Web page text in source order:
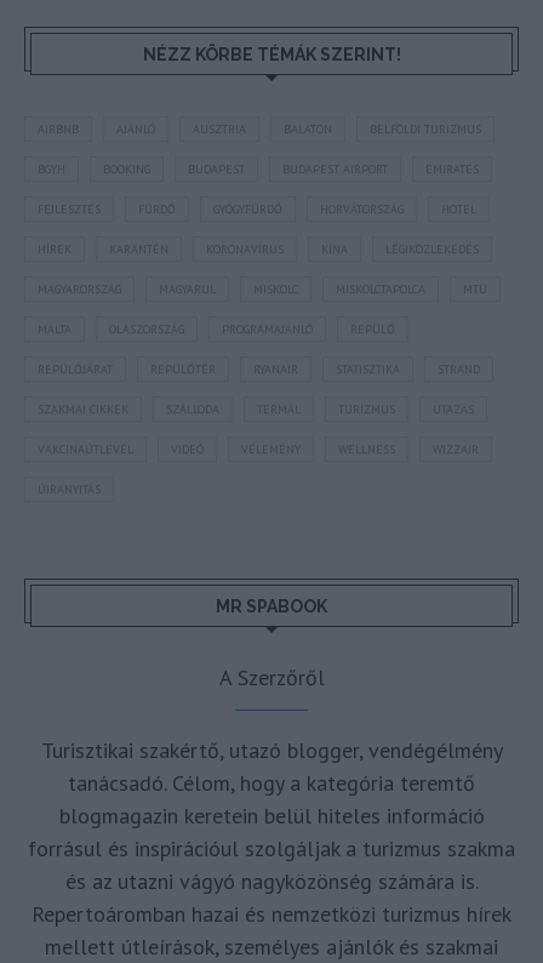
NÉZZ KÖRBE TÉMÁK SZERINT!
AUSZTRIA BALATON BELFÖLDI TURIZMUS
BUDAPEST BUDAPEST AIRPORT EMIRATES
FEJLESZTÉS HORVÁTORSZÁG HOTEL
KARANTÉN LÉGIKÖZLEKEDÉS
MAGYARORSZÁG MISKOLCTAPOLCA MTÜ
MÁLTA OLASZORSZÁG
REPÜLŐJÁRAT REPÜLŐTÉR STATISZTIKA STRAND
SZAKMAI CIKKEK SZÁLLODA TERMÁL TURIZMUS UTAZÁS
VAKCINAÚTLEVÉL WIZZAIR
ÚJRANYITÁS
MR SPABOOK
A Szerzőről
Turisztikai szakértő, utazó blogger, vendégélmény
tanácsadó. Célom, hogy a kategória teremtő
blogmagazin keretein belül hiteles információ
forrásul és inspirációul szolgáljak a turizmus szakma
és az utazni vágyó nagyközönség számára is.
Repertoáromban hazai és nemzetközi turizmus hírek
mellett útleírások, személyes ajánlók és szakmai